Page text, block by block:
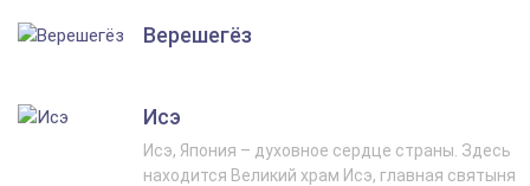
Верешегёз
Исэ
Исэ, Япония – духовное сердце страны. Здесь
находится Великий храм Исэ, главная святыня